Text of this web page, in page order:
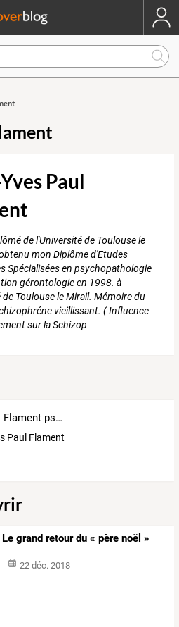
Paul
de l'Université de Toulouse le
mon Diplôme d'Etudes
Spécialisées en psychopathologie
gérontologie en 1998. à
de Toulouse le Mirail. Mémoire du
vieillissant. ( Influence
sur la Schizop
Jean-Yves Flament psychologue clinicien
Paul Flament
Le grand retour du « père noël »
22 déc. 2018